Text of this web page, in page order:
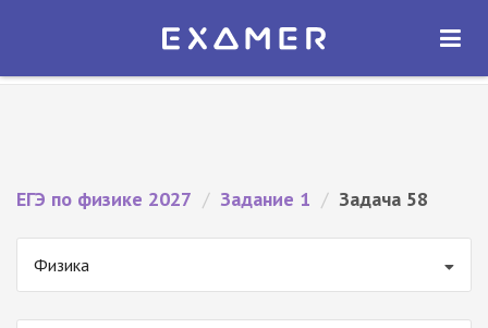
Экзамер — ЕГЭ 2027
ОТКРЫТЬ
ЕГЭ по физике 2027 / Задание 1 / Задача 58
Физика